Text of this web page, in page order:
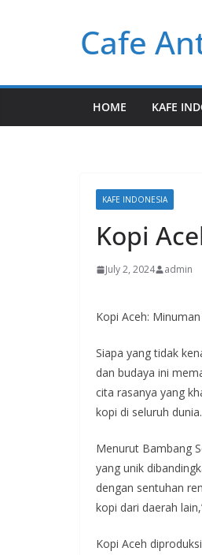
Cafe
HOME KAFE
KAFE INDONESIA
Kopi
July 2, 2024 admin
Kopi Aceh:
Siapa yang tidak
dan budaya ini
cita rasanya yang
kopi di seluruh dunia.
Menurut Bambang
yang unik
dengan sentuhan
kopi dari daerah
Kopi Aceh